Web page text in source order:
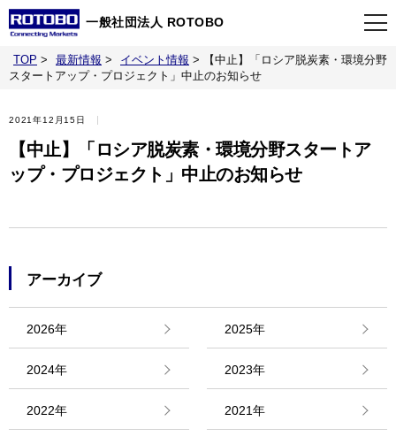
一般社団法人 ROTOBO
TOP
最新情報
当会について
刊行物
情報館
TOP > 最新情報 > イベント情報 >
【中止】「ロシア脱炭素・環境分野
スタートアップ・プロジェクト」中止のお知らせ
2021年12月15日
【中止】「ロシア脱炭素・環境分野スタートア
ップ・プロジェクト」中止のお知らせ
アーカイブ
2026年 2025年
2024年 2023年
2022年 2021年